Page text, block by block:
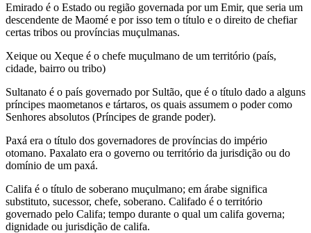
Emirado é o Estado ou região governada por um Emir, que seria um
descendente de Maomé e por isso tem o título e o direito de chefiar
certas tribos ou províncias muçulmanas.
Xeique ou Xeque é o chefe muçulmano de um território (país,
cidade, bairro ou tribo)
Sultanato é o país governado por Sultão, que é o título dado a alguns
príncipes maometanos e tártaros, os quais assumem o poder como
Senhores absolutos (Príncipes de grande poder).
Paxá era o título dos governadores de províncias do império
otomano. Paxalato era o governo ou território da jurisdição ou do
domínio de um paxá.
Califa é o título de soberano muçulmano; em árabe significa
substituto, sucessor, chefe, soberano. Califado é o território
governado pelo Califa; tempo durante o qual um califa governa;
dignidade ou jurisdição de califa.